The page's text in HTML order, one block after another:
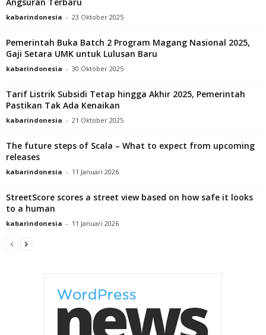
kabarindonesia - 23 Oktober 2025
Pemerintah Buka Batch 2 Program Magang Nasional 2025,
Gaji Setara UMK untuk Lulusan Baru
kabarindonesia - 30 Oktober 2025
Tarif Listrik Subsidi Tetap hingga Akhir 2025, Pemerintah
Pastikan Tak Ada Kenaikan
kabarindonesia - 21 Oktober 2025
The future steps of Scala – What to expect from upcoming
releases
kabarindonesia - 11 Januari 2026
StreetScore scores a street view based on how safe it looks
to a human
kabarindonesia - 11 Januari 2026